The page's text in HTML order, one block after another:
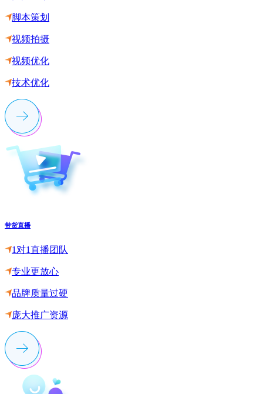
脚本策划
视频拍摄
视频优化
技术优化
带货直播
1对1直播团队
专业更放心
品牌质量过硬
庞大推广资源